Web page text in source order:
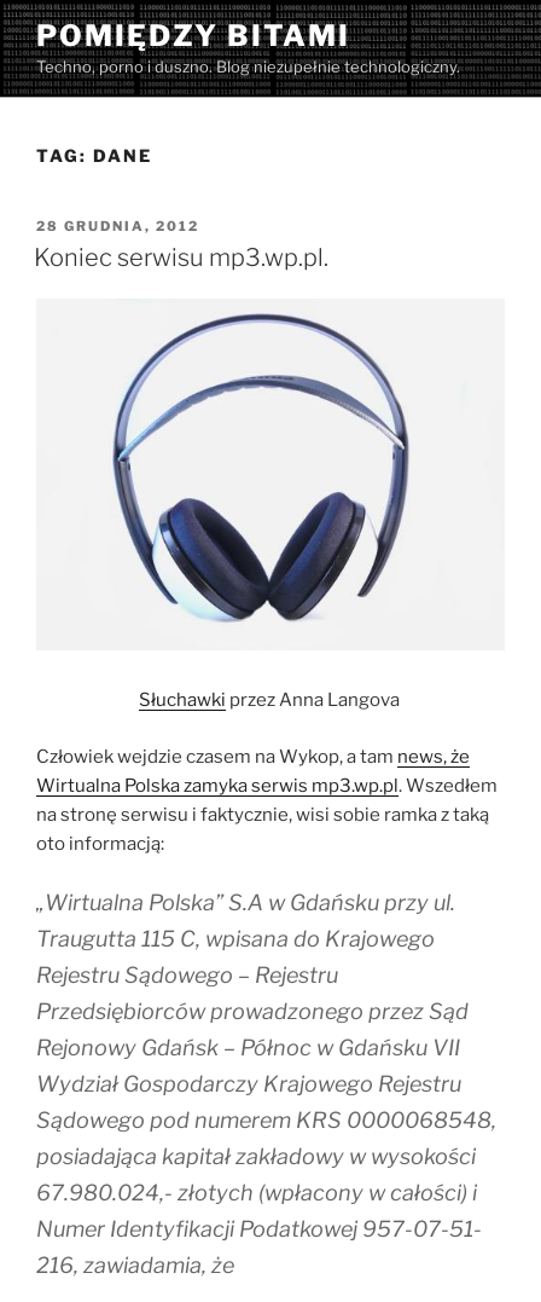
Przejdź
do
treści
POMIĘDZY BITAMI
Techno, porno i duszno. Blog niezupełnie technologiczny.
TAG: DANE
OPUBLIKOWANE
W
28 GRUDNIA, 2012
Koniec serwisu mp3.wp.pl.
Słuchawki przez Anna Langova
Człowiek wejdzie czasem na Wykop, a tam news, że
Wirtualna Polska zamyka serwis mp3.wp.pl. Wszedłem
na stronę serwisu i faktycznie, wisi sobie ramka z taką
oto informacją:
„Wirtualna Polska” S.A w Gdańsku przy ul.
Traugutta 115 C, wpisana do Krajowego
Rejestru Sądowego – Rejestru
Przedsiębiorców prowadzonego przez Sąd
Rejonowy Gdańsk – Północ w Gdańsku VII
Wydział Gospodarczy Krajowego Rejestru
Sądowego pod numerem KRS 0000068548,
posiadająca kapitał zakładowy w wysokości
67.980.024,- złotych (wpłacony w całości) i
Numer Identyfikacji Podatkowej 957-07-51-
216, zawiadamia, że